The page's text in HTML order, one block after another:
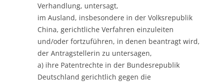
Verhandlung, untersagt,
im Ausland, insbesondere in der Volksrepublik
China, gerichtliche Verfahren einzuleiten
und/oder fortzuführen, in denen beantragt wird,
der Antragstellerin zu untersagen,
a) ihre Patentrechte in der Bundesrepublik
Deutschland gerichtlich gegen die